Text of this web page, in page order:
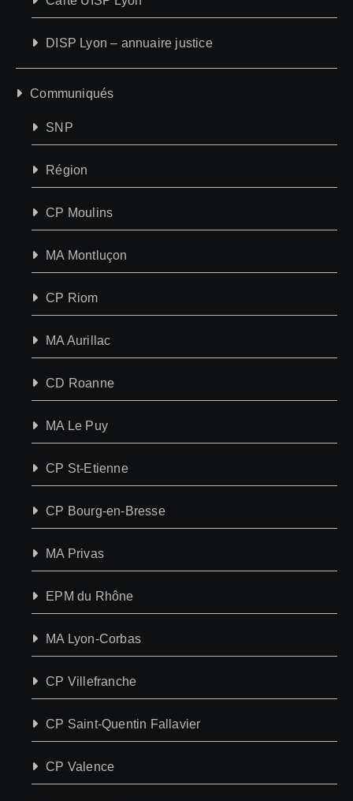
DISP Lyon – annuaire justice
Communiqués
SNP
Région
CP Moulins
MA Montluçon
CP Riom
MA Aurillac
CD Roanne
MA Le Puy
CP St-Etienne
CP Bourg-en-Bresse
MA Privas
EPM du Rhône
MA Lyon-Corbas
CP Villefranche
CP Saint-Quentin Fallavier
CP Valence